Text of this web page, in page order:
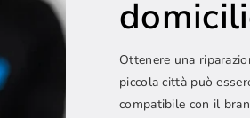
Ottenere una
piccola città può
compatibile con il